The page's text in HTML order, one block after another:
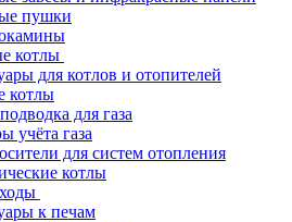
пушки
котлы
для котлов и отопителей
котлы
для газа
учёта газа
для систем отопления
котлы
к печам